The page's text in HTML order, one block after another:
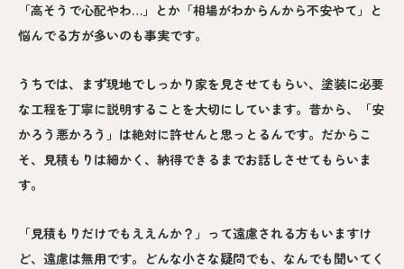
「高そうで心配やわ…」とか「相場がわからんから不安やて」と
悩んでる方が多いのも事実です。
うちでは、まず現地でしっかり家を見させてもらい、塗装に必要
な工程を丁寧に説明することを大切にしています。昔から、「安
かろう悪かろう」は絶対に許せんと思っとるんです。だからこ
そ、見積もりは細かく、納得できるまでお話しさせてもらいま
す。
「見積もりだけでもええんか？」って遠慮される方もいますけ
ど、遠慮は無用です。どんな小さな疑問でも、なんでも聞いてく